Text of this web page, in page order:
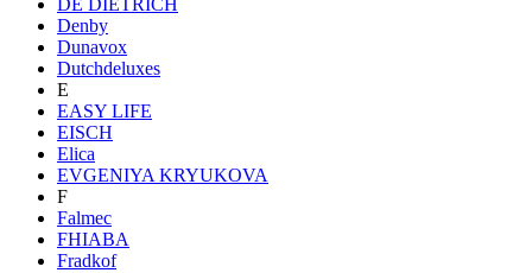
Denby
Dunavox
Dutchdeluxes
E
EASY LIFE
EISCH
Elica
EVGENIYA KRYUKOVA
F
Falmec
FHIABA
Fradkof